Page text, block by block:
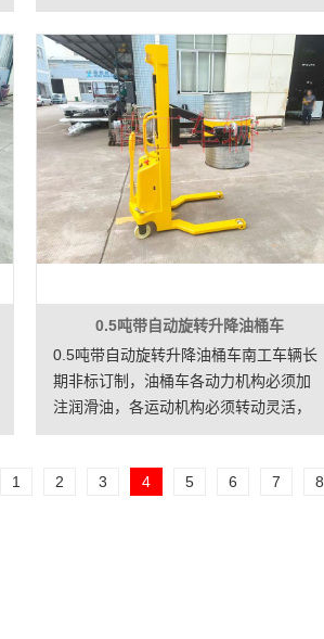
的选择。
0.5吨带自动旋转升降油桶车
0.5吨带自动旋转升降油桶车南工车辆长
期非标订制，油桶车各动力机构必须加
注润滑油，各运动机构必须转动灵活，
不允许卡顿，车体采用高强度型钢焊
油桶旋转360度，后轮采用刹车装置，保
1 2 3 4 5 6 7 8